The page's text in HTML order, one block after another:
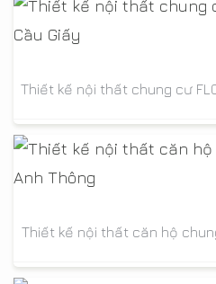
Thiết kế nội thất chung cư
Thiết kế nội thất căn hộ